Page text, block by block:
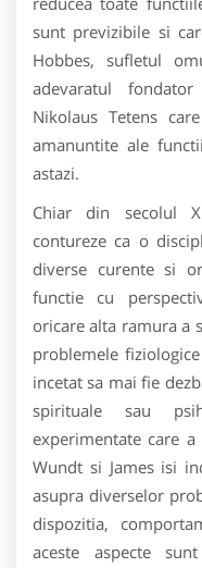
sunt previzibile si
Hobbes, sufletul
adevaratul
Nikolaus Tetens
amanuntite ale
astazi.
Chiar din secolul
contureze ca o
diverse curente si
functie cu
oricare alta ramura a
problemele
incetat sa mai fie
spirituale sau
experimentate care
Wundt si James isi
asupra diverselor
dispozitia,
aceste aspecte